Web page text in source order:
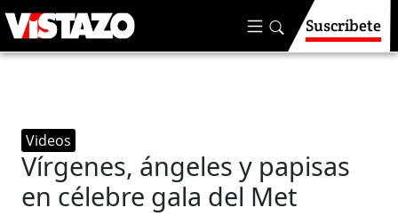
Suscríbete
Videos
Vírgenes, ángeles y papisas
en célebre gala del Met